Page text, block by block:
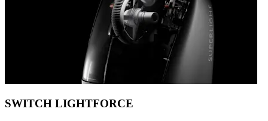
SWITCH LIGHTFORCE